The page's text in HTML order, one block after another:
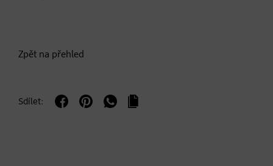
Zpět na přehled
Sdílet: